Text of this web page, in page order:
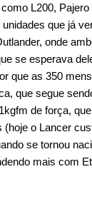
L200,
que já
onde
se esperava
que as 350
que segue
de força,
o Lancer
se tornou
mais com